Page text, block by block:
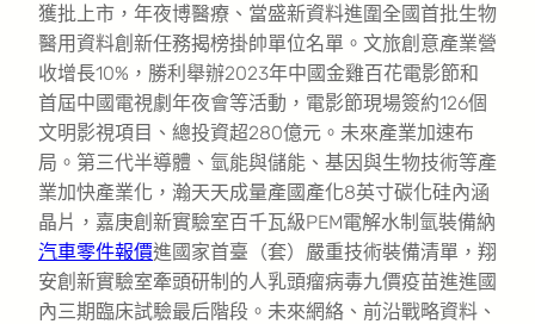
獲批上市，年夜博醫療、當盛新資料進圍全國首批生物
醫用資料創新任務揭榜掛帥單位名單。文旅創意產業營
收增長10%，勝利舉辦2023年中國金雞百花電影節和
首屆中國電視劇年夜會等活動，電影節現場簽約126個
文明影視項目、總投資超280億元。未來產業加速布
局。第三代半導體、氫能與儲能、基因與生物技術等產
業加快產業化，瀚天天成量產國產化8英寸碳化硅內涵
晶片，嘉庚創新實驗室百千瓦級PEM電解水制氫裝備納
汽車零件報價進國家首臺（套）嚴重技術裝備清單，翔
安創新實驗室牽頭研制的人乳頭瘤病毒九價疫苗進進國
內三期臨床試驗最后階段。未來網絡、前沿戰略資料、